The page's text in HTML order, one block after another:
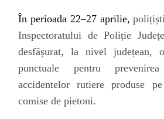
În perioada 22–27 aprilie,
Inspectoratului de Poliție
desfășurat, la nivel județean,
punctuale pentru
accidentelor rutiere produse
comise de pietoni.